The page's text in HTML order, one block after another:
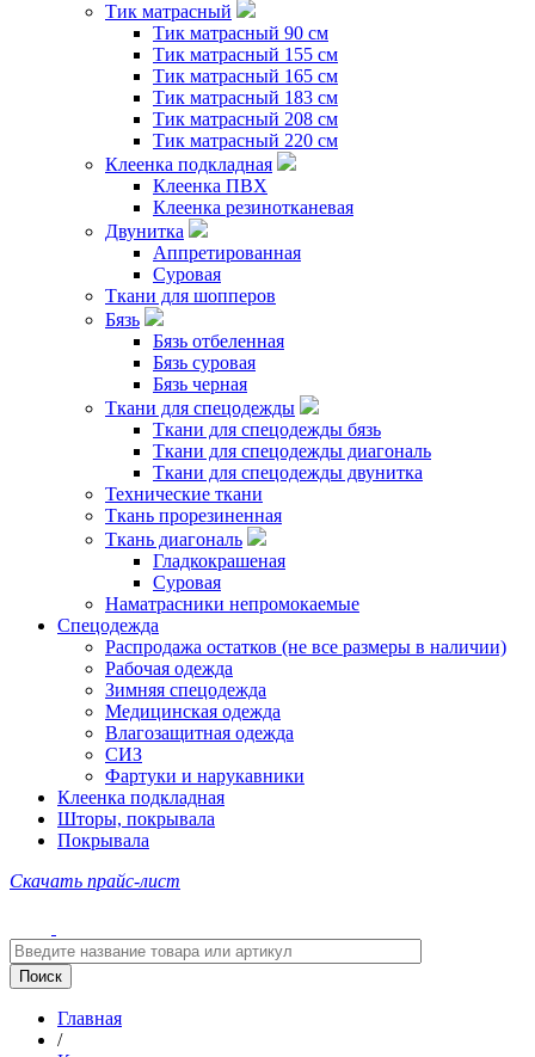
Тик матрасный
Тик матрасный 90 см
Тик матрасный 155 см
Тик матрасный 165 см
Тик матрасный 183 см
Тик матрасный 208 см
Тик матрасный 220 см
Клеенка подкладная
Клеенка ПВХ
Клеенка резинотканевая
Двунитка
Аппретированная
Суровая
Ткани для шопперов
Бязь
Бязь отбеленная
Бязь суровая
Бязь черная
Ткани для спецодежды
Ткани для спецодежды бязь
Ткани для спецодежды диагональ
Ткани для спецодежды двунитка
Технические ткани
Ткань прорезиненная
Ткань диагональ
Гладкокрашеная
Суровая
Наматрасники непромокаемые
Спецодежда
Распродажа остатков (не все размеры в наличии)
Рабочая одежда
Зимняя спецодежда
Медицинская одежда
Влагозащитная одежда
СИЗ
Фартуки и нарукавники
Клеенка подкладная
Шторы, покрывала
Покрывала
Скачать прайс-лист
Главная
/